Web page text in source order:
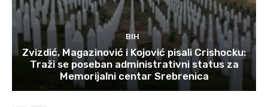
BIH
Zvizdić, Magazinović i Kojović pisali Crishocku:
Traži se poseban administrativni status za
Memorijalni centar Srebrenica